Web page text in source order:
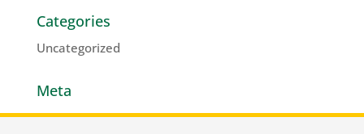
Categories
Uncategorized
Meta
Log in